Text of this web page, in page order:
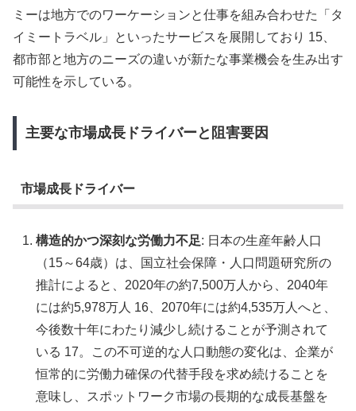
ミーは地方でのワーケーションと仕事を組み合わせた「タ
イミートラベル」といったサービスを展開しており 15、
都市部と地方のニーズの違いが新たな事業機会を生み出す
可能性を示している。
主要な市場成長ドライバーと阻害要因
市場成長ドライバー
構造的かつ深刻な労働力不足: 日本の生産年齢人口
（15～64歳）は、国立社会保障・人口問題研究所の
推計によると、2020年の約7,500万人から、2040年
には約5,978万人 16、2070年には約4,535万人へと、
今後数十年にわたり減少し続けることが予測されて
いる 17。この不可逆的な人口動態の変化は、企業が
恒常的に労働力確保の代替手段を求め続けることを
意味し、スポットワーク市場の長期的な成長基盤を